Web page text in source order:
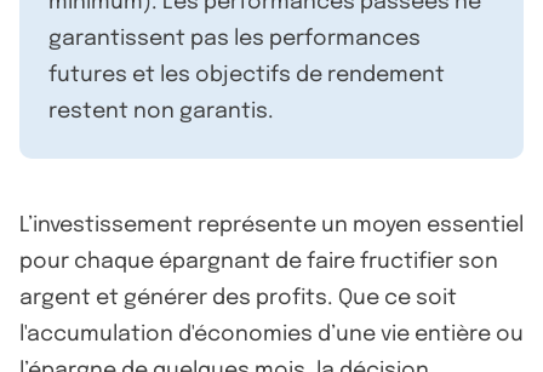
garantissent pas les performances
futures et les objectifs de rendement
restent non garantis.
L’investissement représente un moyen essentiel
pour chaque épargnant de faire fructifier son
argent et générer des profits. Que ce soit
l'accumulation d'économies d’une vie entière ou